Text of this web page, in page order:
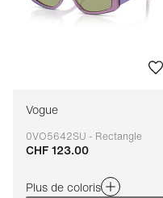
Vogue
0VO5642SU - Rectangle
Adaptable
CHF 123.00
Plus de coloris